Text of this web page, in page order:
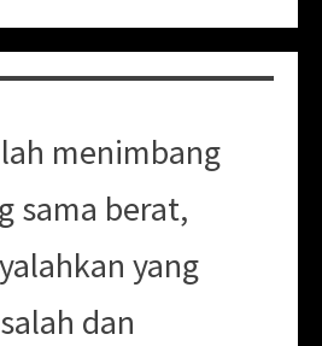
menimbang
sama berat,
yang
salah dan